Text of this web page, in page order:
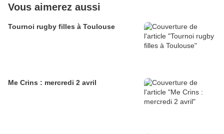
Vous aimerez aussi
Tournoi rugby filles à Toulouse
Me Crins : mercredi 2 avril